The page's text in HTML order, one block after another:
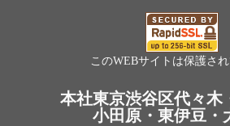
このWEBサイトは保護さ
本社東京渋谷区代々木
小田原・東伊豆